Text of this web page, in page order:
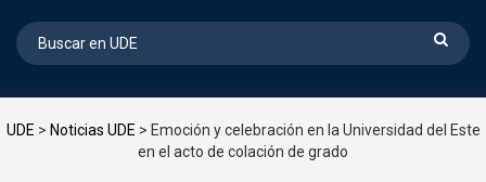
UDE > Noticias UDE > Emoción y celebración en la Universidad del Este
en el acto de colación de grado